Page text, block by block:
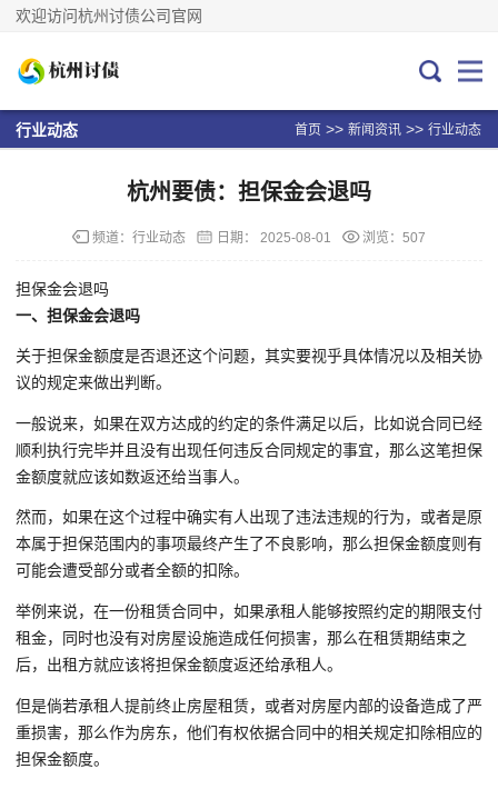
欢迎访问杭州讨债公司官网
首页 >> 新闻资讯 >> 行业动态
行业动态
杭州要债：担保金会退吗
频道： 行业动态 日期： 2025-08-01 浏览：507
担保金会退吗
一、担保金会退吗
关于担保金额度是否退还这个问题，其实要视乎具体情况以及相关协
议的规定来做出判断。
一般说来，如果在双方达成的约定的条件满足以后，比如说合同已经
顺利执行完毕并且没有出现任何违反合同规定的事宜，那么这笔担保
金额度就应该如数返还给当事人。
然而，如果在这个过程中确实有人出现了违法违规的行为，或者是原
本属于担保范围内的事项最终产生了不良影响，那么担保金额度则有
可能会遭受部分或者全额的扣除。
举例来说，在一份租赁合同中，如果承租人能够按照约定的期限支付
租金，同时也没有对房屋设施造成任何损害，那么在租赁期结束之
后，出租方就应该将担保金额度返还给承租人。
但是倘若承租人提前终止房屋租赁，或者对房屋内部的设备造成了严
重损害，那么作为房东，他们有权依据合同中的相关规定扣除相应的
担保金额度。